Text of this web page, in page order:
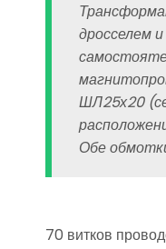
дросселем
ШЛ25х20
Обе
70 витков